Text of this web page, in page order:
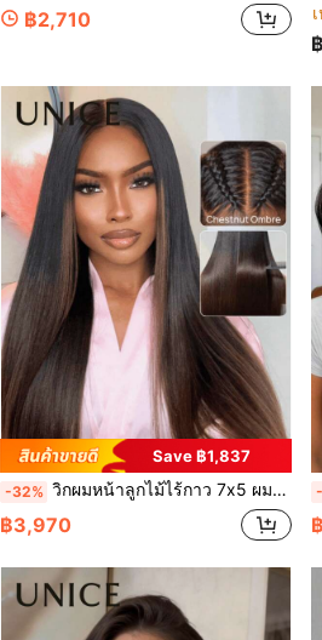
฿2,710
Save ฿1,837
-32% วิกผมหน้าลูกไม้ไร้กาว 7x5 ผมมนุษย์ 100% สีดำไล่สีน้ำตาลเชสนัท ผมตรง พร้อมเชือกรูดซ่อน เหมาะสำหรับทุกรูปศีรษะ ลูกไม้ใสย้อมสีได้ Unice Hair
฿3,970